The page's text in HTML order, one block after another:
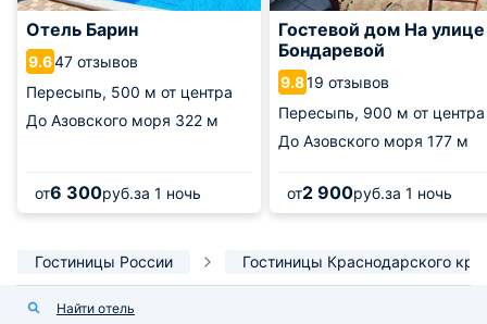
Отель Барин
9.647 отзывов
Пересыпь, 500 м от центра
До Азовского моря 322 м
от6 300руб.за 1 ночь
Гостевой дом На улице
Бондаревой
9.819 отзывов
Пересыпь, 900 м от центра
До Азовского моря 177 м
от2 900руб.за 1 ночь
Гостиницы России Гостиницы Краснодарского
Найти отель